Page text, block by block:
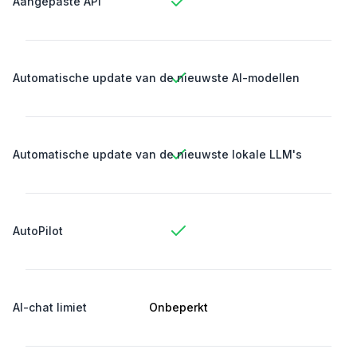
Automatische update van de nieuwste AI-modellen
Automatische update van de nieuwste lokale LLM's
AutoPilot
AI-chat limiet Onbeperkt